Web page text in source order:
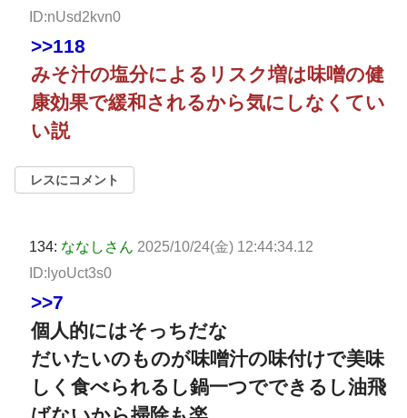
ID:nUsd2kvn0
>>118
みそ汁の塩分によるリスク増は味噌の健
康効果で緩和されるから気にしなくてい
い説
レスにコメント
134: ななしさん 2025/10/24(金) 12:44:34.12
ID:lyoUct3s0
>>7
個人的にはそっちだな
だいたいのものが味噌汁の味付けで美味
しく食べられるし鍋一つでできるし油飛